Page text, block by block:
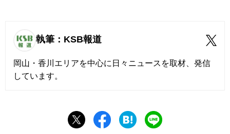
執筆：KSB報道
岡山・香川エリアを中心に日々ニュースを取材、発信
しています。